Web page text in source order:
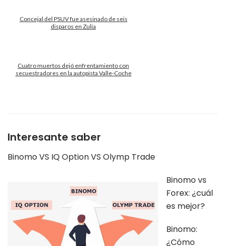
Concejal del PSUV fue asesinado de seis
disparos en Zulia
Cuatro muertos dejó enfrentamiento con
secuestradores en la autopista Valle-Coche
Interesante saber
Binomo VS IQ Option VS Olymp Trade
Binomo vs
Forex: ¿cuál
es mejor?
Binomo:
¿Cómo